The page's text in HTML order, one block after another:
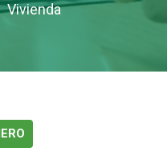
Vivienda